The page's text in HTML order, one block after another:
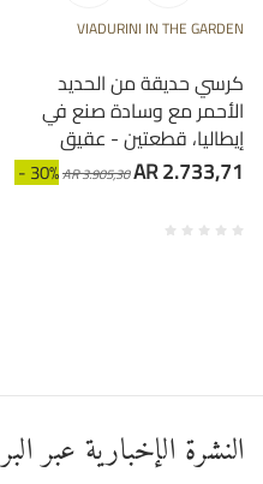
VIADURINI IN THE GARDEN
كرسي حديقة من الحديد
الأحمر مع وسادة صنع في
إيطاليا، قطعتين - عقيق
- 30%AR 3.905,30AR 2.733,71
النشرة الإخبارية عبر